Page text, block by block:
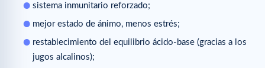
sistema inmunitario reforzado;
mejor estado de ánimo, menos estrés;
restablecimiento del equilibrio ácido-base (gracias a los
jugos alcalinos);